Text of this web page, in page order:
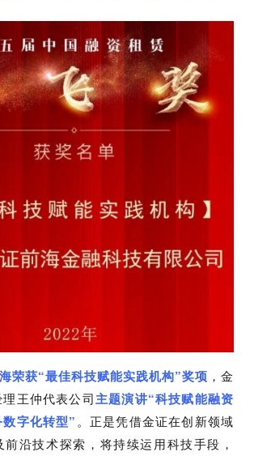
荣获“最佳科技赋能实践机构”奖项 ，金
王仲代表公司主题演讲“科技赋能融资
字化转型” 。正是凭借金证在创新领域
沿技术探索，将持续运用科技手段，